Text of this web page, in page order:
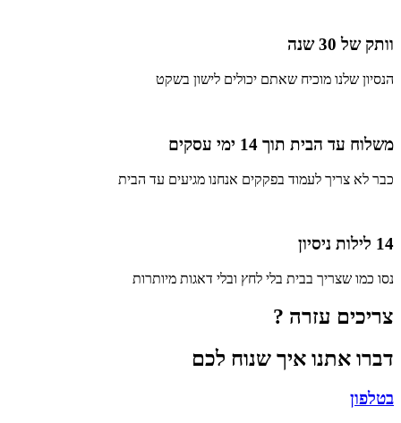
וותק של 30 שנה
הנסיון שלנו מוכיח שאתם יכולים לישון בשקט
משלוח עד הבית תוך 14 ימי עסקים
כבר לא צריך לעמוד בפקקים אנחנו מגיעים עד הבית
14 לילות ניסיון
נסו כמו שצריך בבית בלי לחץ ובלי דאגות מיותרות
צריכים עזרה ?
דברו אתנו איך שנוח לכם
בטלפון